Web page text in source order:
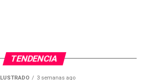
TENDENCIA
3 semanas ago